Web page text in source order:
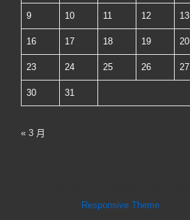
源
使
用
的
倫
理
9 10 11 12 13
16 17 18 19 20
23 24 25 26 27
30 31
« 3 月
Responsive Theme